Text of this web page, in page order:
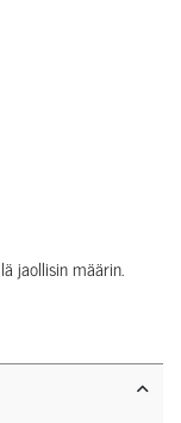
jaollisin määrin.